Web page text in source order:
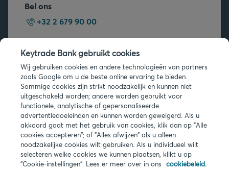
Bel ons
+32 2 679 90 00
Veelgestelde vragen
Juridische info
Privacy
Cookies
PSD2
Keytrade Bank gebruikt cookies
Wij gebruiken cookies en andere technologieën van partners
zoals Google om u de beste online ervaring te bieden.
Sommige cookies zijn strikt noodzakelijk en kunnen niet
uitgeschakeld worden; andere worden gebruikt voor
functionele, analytische of gepersonaliseerde
advertentiedoeleinden en kunnen worden geweigerd. Als u
akkoord gaat met het gebruik van cookies, klik dan op "Alle
cookies accepteren"; of "Alles afwijzen" als u alleen
noodzakelijke cookies wilt gebruiken. Als u individueel wilt
selecteren welke cookies we kunnen plaatsen, klikt u op
"Cookie-instellingen". Lees er meer over in ons cookiebeleid.